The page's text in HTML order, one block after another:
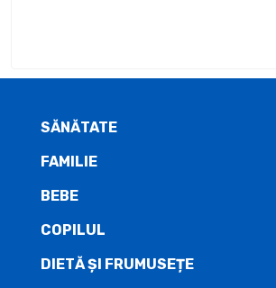
SĂNĂTATE
FAMILIE
BEBE
COPILUL
DIETĂ ŞI FRUMUSEȚE